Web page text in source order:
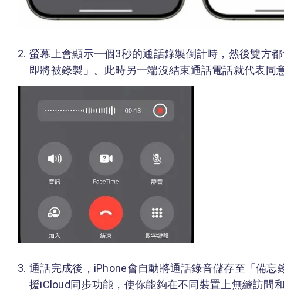
螢幕上會顯示一個3秒的通話錄製倒計時，然後雙方
即將被錄製」。此時另一端沒結束通話電話就代表同
通話完成後，iPhone會自動將通話錄音儲存至「備忘
援iCloud同步功能，使你能夠在不同裝置上無縫訪問